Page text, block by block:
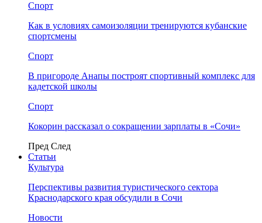
Спорт
Как в условиях самоизоляции тренируются кубанские
спортсмены
Спорт
В пригороде Анапы построят спортивный комплекс для
кадетской школы
Спорт
Кокорин рассказал о сокращении зарплаты в «Сочи»
Пред След
Статьи
Культура
Перспективы развития туристического сектора
Краснодарского края обсудили в Сочи
Новости